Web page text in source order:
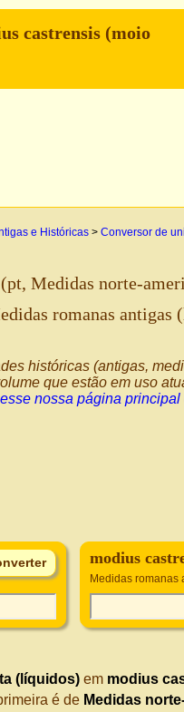
castrensis (moio
e Históricas > Conversor de
(pt, Medidas norte-
romanas antigas
históricas (antigas,
que estão em uso
nossa página
modius
Medidas romanas
(líquidos) em modius
é de Medidas